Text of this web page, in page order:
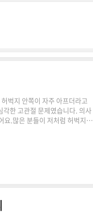
벅지 안쪽이 자주 아프더라고
각한 고관절 문제였습니다. 의사
요.많은 분들이 저처럼 허벅지
니다. 그렇지 않으면 나중에
서 고관절은 허리에서 내려오
담당합니다.대퇴골의 ..